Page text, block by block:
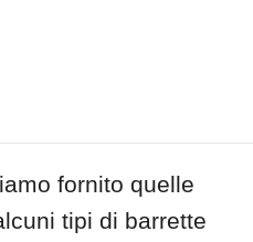
fornito quelle
tipi di barrette